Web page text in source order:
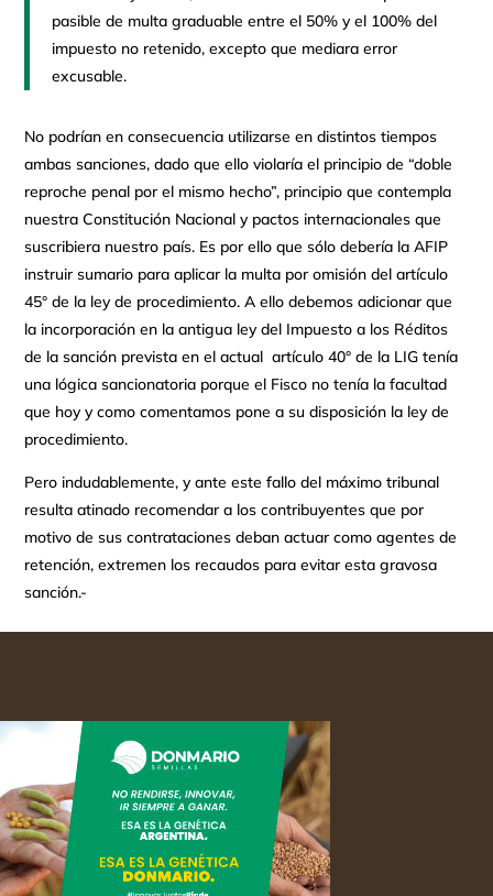
pasible de multa graduable entre el 50% y el 100% del
impuesto no retenido, excepto que mediara error
excusable.
No podrían en consecuencia utilizarse en distintos tiempos
ambas sanciones, dado que ello violaría el principio de “doble
reproche penal por el mismo hecho”, principio que contempla
nuestra Constitución Nacional y pactos internacionales que
suscribiera nuestro país. Es por ello que sólo debería la AFIP
instruir sumario para aplicar la multa por omisión del artículo
45° de la ley de procedimiento. A ello debemos adicionar que
la incorporación en la antigua ley del Impuesto a los Réditos
de la sanción prevista en el actual artículo 40° de la LIG tenía
una lógica sancionatoria porque el Fisco no tenía la facultad
que hoy y como comentamos pone a su disposición la ley de
procedimiento.
Pero indudablemente, y ante este fallo del máximo tribunal
resulta atinado recomendar a los contribuyentes que por
motivo de sus contrataciones deban actuar como agentes de
retención, extremen los recaudos para evitar esta gravosa
sanción.-